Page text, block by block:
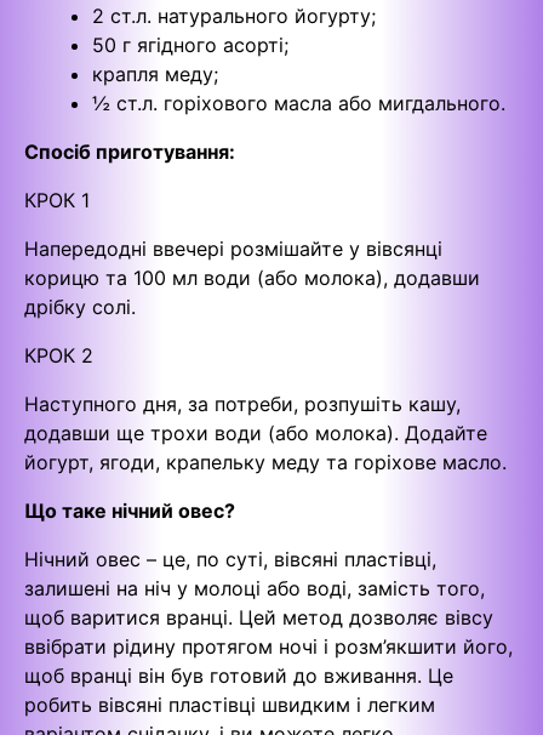
2 ст.л. натурального йогурту;
50 г ягідного асорті;
крапля меду;
½ ст.л. горіхового масла або мигдального.
Спосіб приготування:
КРОК 1
Напередодні ввечері розмішайте у вівсянці
корицю та 100 мл води (або молока), додавши
дрібку солі.
КРОК 2
Наступного дня, за потреби, розпушіть кашу,
додавши ще трохи води (або молока). Додайте
йогурт, ягоди, крапельку меду та горіхове масло.
Що таке нічний овес?
Нічний овес – це, по суті, вівсяні пластівці,
залишені на ніч у молоці або воді, замість того,
щоб варитися вранці. Цей метод дозволяє вівсу
ввібрати рідину протягом ночі і розм’якшити його,
щоб вранці він був готовий до вживання. Це
робить вівсяні пластівці швидким і легким